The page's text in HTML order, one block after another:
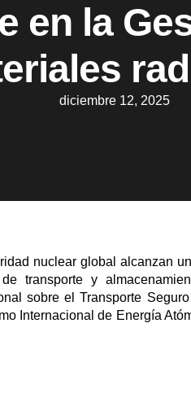
en la
diciembre 12, 2025
nuclear global alcanzan
transporte y
sobre el Transporte
Internacional de Energía